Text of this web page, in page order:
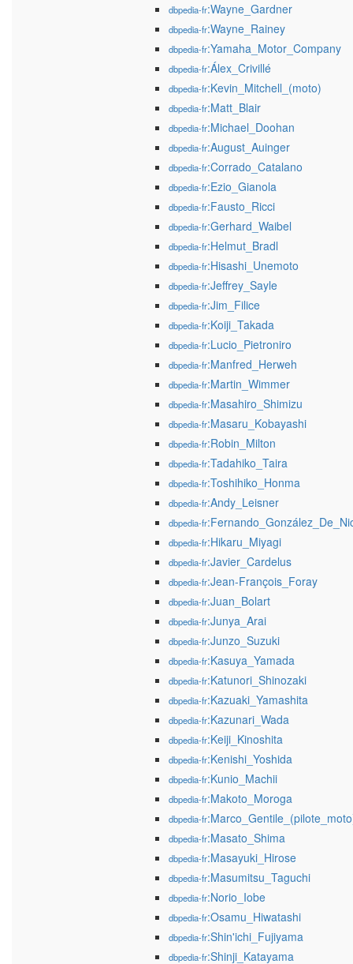
dbpedia-fr:Wayne_Gardner
dbpedia-fr:Wayne_Rainey
dbpedia-fr:Yamaha_Motor_Company
dbpedia-fr:Álex_Crivillé
dbpedia-fr:Kevin_Mitchell_(moto)
dbpedia-fr:Matt_Blair
dbpedia-fr:Michael_Doohan
dbpedia-fr:August_Auinger
dbpedia-fr:Corrado_Catalano
dbpedia-fr:Ezio_Gianola
dbpedia-fr:Fausto_Ricci
dbpedia-fr:Gerhard_Waibel
dbpedia-fr:Helmut_Bradl
dbpedia-fr:Hisashi_Unemoto
dbpedia-fr:Jeffrey_Sayle
dbpedia-fr:Jim_Filice
dbpedia-fr:Koiji_Takada
dbpedia-fr:Lucio_Pietroniro
dbpedia-fr:Manfred_Herweh
dbpedia-fr:Martin_Wimmer
dbpedia-fr:Masahiro_Shimizu
dbpedia-fr:Masaru_Kobayashi
dbpedia-fr:Robin_Milton
dbpedia-fr:Tadahiko_Taira
dbpedia-fr:Toshihiko_Honma
dbpedia-fr:Andy_Leisner
dbpedia-fr
dbpedia-fr:Hikaru_Miyagi
dbpedia-fr:Javier_Cardelus
dbpedia-fr:Jean-François_Foray
dbpedia-fr:Juan_Bolart
dbpedia-fr:Junya_Arai
dbpedia-fr:Junzo_Suzuki
dbpedia-fr:Kasuya_Yamada
dbpedia-fr:Katunori_Shinozaki
dbpedia-fr:Kazuaki_Yamashita
dbpedia-fr:Kazunari_Wada
dbpedia-fr:Keiji_Kinoshita
dbpedia-fr:Kenishi_Yoshida
dbpedia-fr:Kunio_Machii
dbpedia-fr:Makoto_Moroga
dbpedia-fr
dbpedia-fr:Masato_Shima
dbpedia-fr:Masayuki_Hirose
dbpedia-fr:Masumitsu_Taguchi
dbpedia-fr:Norio_Iobe
dbpedia-fr:Osamu_Hiwatashi
dbpedia-fr:Shin'ichi_Fujiyama
dbpedia-fr:Shinji_Katayama